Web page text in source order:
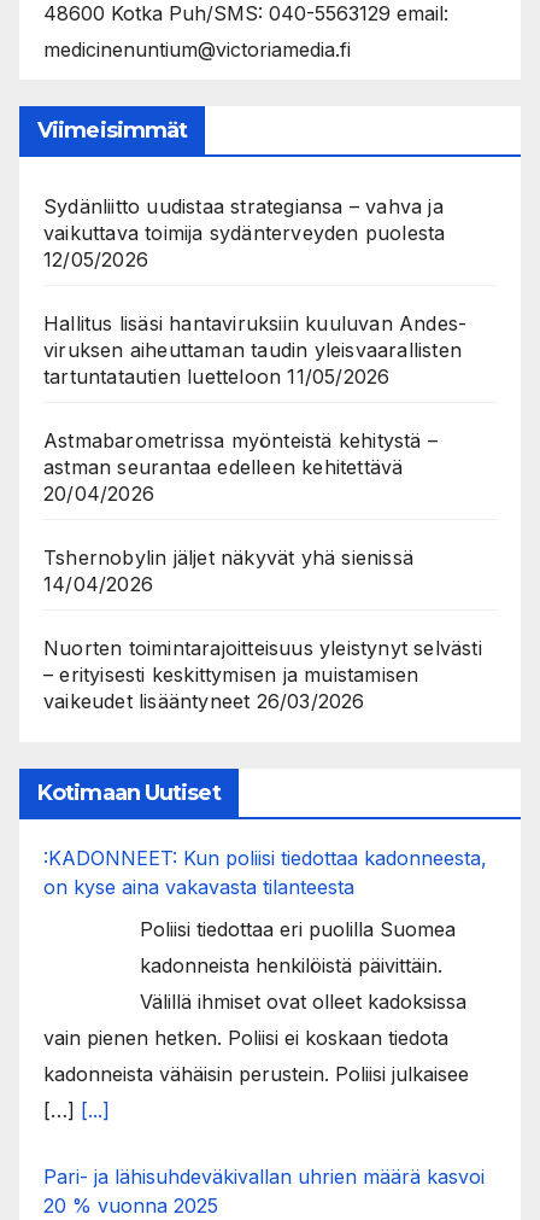
48600 Kotka Puh/SMS: 040-5563129 email:
medicinenuntium@victoriamedia.fi
Viimeisimmät
Sydänliitto uudistaa strategiansa – vahva ja
vaikuttava toimija sydänterveyden puolesta
12/05/2026
Hallitus lisäsi hantaviruksiin kuuluvan Andes-
viruksen aiheuttaman taudin yleisvaarallisten
tartuntatautien luetteloon 11/05/2026
Astmabarometrissa myönteistä kehitystä –
astman seurantaa edelleen kehitettävä
20/04/2026
Tshernobylin jäljet näkyvät yhä sienissä
14/04/2026
Nuorten toimintarajoitteisuus yleistynyt selvästi
– erityisesti keskittymisen ja muistamisen
vaikeudet lisääntyneet 26/03/2026
Kotimaan Uutiset
:KADONNEET: Kun poliisi tiedottaa kadonneesta,
on kyse aina vakavasta tilanteesta
Poliisi tiedottaa eri puolilla Suomea
kadonneista henkilöistä päivittäin.
Välillä ihmiset ovat olleet kadoksissa
vain pienen hetken. Poliisi ei koskaan tiedota
kadonneista vähäisin perustein. Poliisi julkaisee
[…] [...]
Pari- ja lähisuhdeväkivallan uhrien määrä kasvoi
20 % vuonna 2025